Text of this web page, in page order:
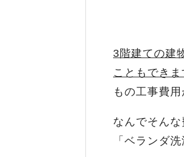
3階建ての建
こともできま
もの工事費用
なんでそん
「ベランダ